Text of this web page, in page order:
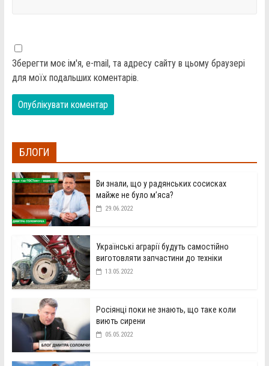
Зберегти моє ім'я, e-mail, та адресу сайту в цьому браузері
для моїх подальших коментарів.
БЛОГИ
Ви знали, що у радянських сосисках
майже не було м’яса?
29.06.2022
Українські аграрії будуть самостійно
виготовляти запчастини до техніки
13.05.2022
Росіянці поки не знають, що таке коли
виють сирени
05.05.2022